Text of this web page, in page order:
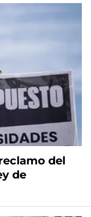
del
de